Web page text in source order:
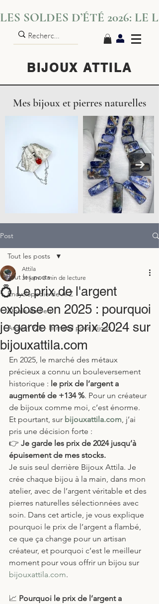
BIJOUX ATTILA
LES SOLDES D’ÉTÉ 2026:
Mes bijoux et pierres naturelles
Post
Tout les posts
Encyclopedie de A-Z
Opale de Feu
Argent 925 - le métal pour bijoux
Tout les posts
💍 Le prix de l'argent
explose en 2025 : pourquoi
je garde mes prix 2024 sur
bijouxattila.com
Attila
31 janv. 3 min de lecture
En 2025, le marché des métaux
précieux a connu un bouleversement
historique : le prix de l’argent a
augmenté de +134 %. Pour un créateur
de bijoux comme moi, c’est énorme.
Et pourtant, sur bijouxattila.com, j’ai
pris une décision forte :
👉 Je garde les prix de 2024 jusqu’à
épuisement de mes stocks.
Je suis seul derrière Bijoux Attila. Je
crée chaque bijou à la main, dans mon
atelier, avec de l’argent véritable et des
pierres naturelles sélectionnées avec
soin. Dans cet article, je vous explique
pourquoi le prix de l’argent a flambé,
ce que ça change pour un artisan
créateur, et pourquoi c’est le meilleur
moment pour vous offrir un bijou sur
bijouxattila.com.
📈 Pourquoi le prix de l’argent a